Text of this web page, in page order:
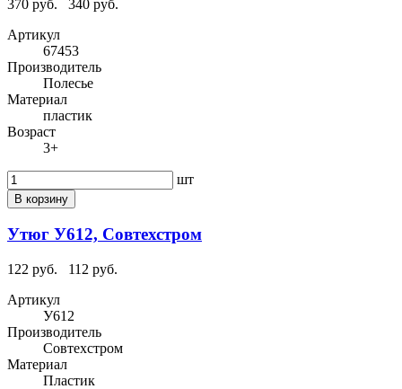
370 руб.
340 руб.
Артикул
67453
Производитель
Полесье
Материал
пластик
Возраст
3+
шт
В корзину
Утюг У612, Совтехстром
122 руб.
112 руб.
Артикул
У612
Производитель
Совтехстром
Материал
Пластик